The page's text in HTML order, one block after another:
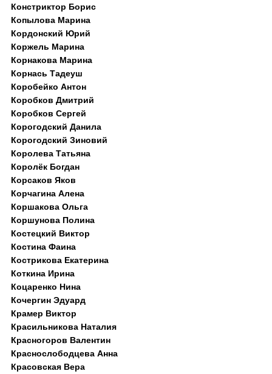
Констриктор Борис
Копылова Марина
Кордонский Юрий
Коржель Марина
Корнакова Марина
Корнась Тадеуш
Коробейко Антон
Коробков Дмитрий
Коробков Сергей
Корогодский Данила
Корогодский Зиновий
Королева Татьяна
Королёк Богдан
Корсаков Яков
Корчагина Алена
Коршакова Ольга
Коршунова Полина
Костецкий Виктор
Костина Фаина
Кострикова Екатерина
Коткина Ирина
Коцаренко Нина
Кочергин Эдуард
Крамер Виктор
Красильникова Наталия
Красногоров Валентин
Краснослободцева Анна
Красовская Вера